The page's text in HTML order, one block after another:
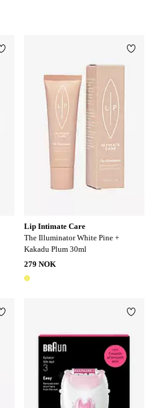
Legg til favoritter
Lip Intimate Care
The Illuminator White Pine +
Kakadu Plum 30ml
279 NOK
1 farge
Legg til favoritter